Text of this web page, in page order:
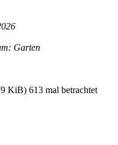
Garten
KiB) 613 mal betrachtet